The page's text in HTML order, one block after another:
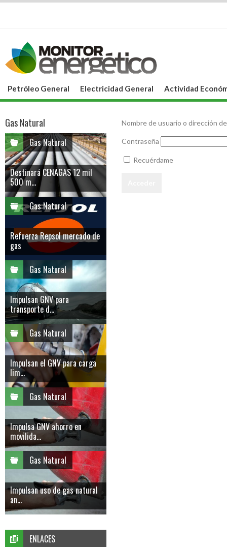
Petróleo General Electricidad General Actividad
Nombre de usuario o dirección
Contraseña
Recuérdame
Gas Natural
Gas Natural
Destinará CENAGAS 12 mil
500 m...
Gas Natural
Refuerza Repsol mercado de
gas
Gas Natural
Impulsan GNV para
transporte d...
Gas Natural
Impulsan el GNV para carga
lim...
Gas Natural
Impulsa GNV ahorro en
movilida...
Gas Natural
Impulsan uso de gas natural
an...
ENLACES